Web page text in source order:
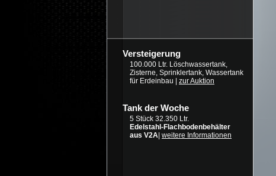
Versteigerung
100.000 Ltr. Löschwassertank,
Zisterne, Sprinklertank, Wassertank
für Erdeinbau | zur Auktion
Tank der Woche
5 Stück 32.350 Ltr.
Edelstahl-Flachbodenbehälter
aus V2A weitere Informationen